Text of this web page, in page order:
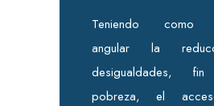
Teniendo como
angular la
desigualdades,
pobreza, el